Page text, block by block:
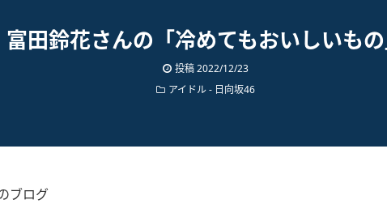
富田鈴花さんの「冷めてもおいしいも
投稿2022/12/23
アイドル - 日向坂46
ブログ